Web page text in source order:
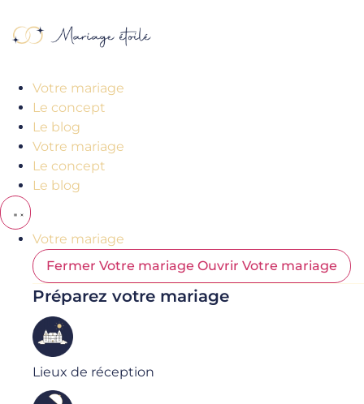
au
contenu
Votre mariage
Le concept
Le blog
Votre mariage
Le concept
Le blog
Votre mariage
Fermer Votre mariage Ouvrir Votre mariage
Préparez votre mariage
Lieux de réception